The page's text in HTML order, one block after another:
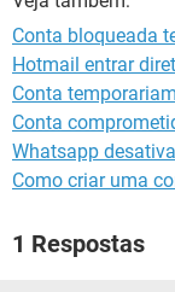
janeiro .
Não sou fake ,
dias assim.e não
processo que me
Conta bloqueada
Hotmail entrar
Conta
Conta
Whatsapp
Como criar uma
1 Respostas